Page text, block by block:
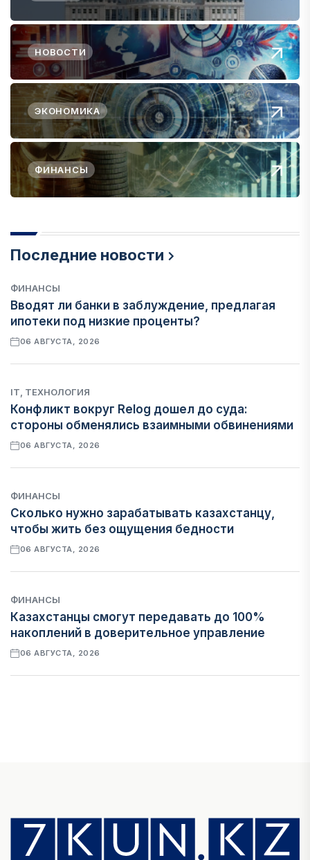
НОВОСТИ
ЭКОНОМИКА
ФИНАНСЫ
Последние новости
ФИНАНСЫ
Вводят ли банки в заблуждение, предлагая
ипотеки под низкие проценты?
06 АВГУСТА, 2026
IT, ТЕХНОЛОГИЯ
Конфликт вокруг Relog дошел до суда:
стороны обменялись взаимными обвинениями
06 АВГУСТА, 2026
ФИНАНСЫ
Сколько нужно зарабатывать казахстанцу,
чтобы жить без ощущения бедности
06 АВГУСТА, 2026
ФИНАНСЫ
Казахстанцы смогут передавать до 100%
накоплений в доверительное управление
06 АВГУСТА, 2026
На что Казахстан потратил больше всего в
нежилом строительстве